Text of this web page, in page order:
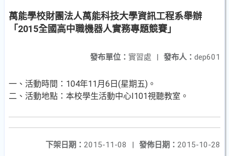
萬能學校財團法人萬能科技大學資訊工程系舉辦
「2015全國高中職機器人實務專題競賽」
發布人： dep601
發布單位： 實習處 |
一、活動時間：104年11月6日(星期五)。
二、活動地點：本校學生活動中心I101視聽教室。
發佈日期： 2015-10-28
下架日期： 2015-11-08
|